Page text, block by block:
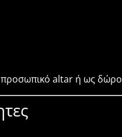
προσωπικό altar ή ως